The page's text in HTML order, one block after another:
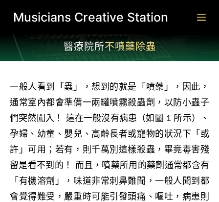
跳
主
Musicians Creative Station
醫療院所不噴藥除蟲
一般人看到「蟲」，想到的就是「噴藥」，因此，
通常室內都會準備一兩罐噴霧殺蟲劑，以防小蟲子
們突然闖入！ 這在一般沒有病患（如圖 1 所示）、
孕婦、幼童、嬰兒、高齡長者或寵物的狀況下「或
許」可用；若有，則千萬別這樣殺蟲，畢竟毒害殘
留是看不到的！ 而且，噴藥所用的藥劑通常都含有
「有機溶劑」，味道非常刺鼻難聞，一般人聞到都
會覺得難受，嚴重時可能引發頭痛、嘔吐，病患則